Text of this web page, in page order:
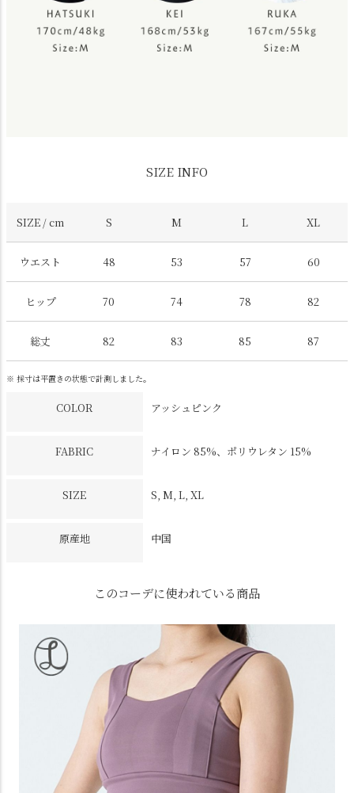
SIZE INFO
SIZE / cm S M L XL
ウエスト 48 53 57 60
ヒップ 70 74 78 82
総丈 82 83 85 87
※ 採寸は平置きの状態で計測しました。
COLOR アッシュピンク
FABRIC ナイロン 85%、ポリウレタン 15%
SIZE S, M, L, XL
原産地 中国
このコーデに使われている商品